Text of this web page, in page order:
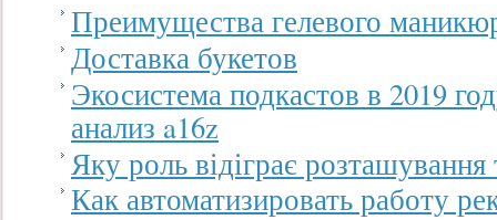
Преимущества гелевого
Доставка букетов
Экосистема подкастов в 2019
анализ a16z
Яку роль відіграє розташування
Как автоматизировать работу